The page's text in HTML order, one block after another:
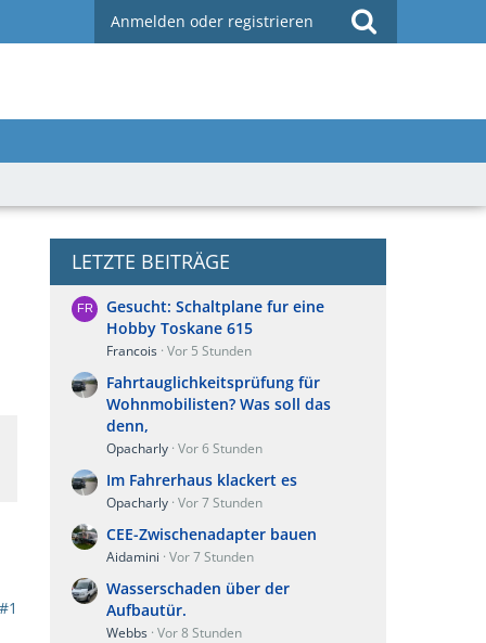
Anmelden oder registrieren
#1
LETZTE BEITRÄGE
Gesucht: Schaltplane fur eine
Hobby Toskane 615
Francois Vor 5 Stunden
Fahrtauglichkeitsprüfung für
Wohnmobilisten? Was soll das
denn,
Opacharly Vor 6 Stunden
Im Fahrerhaus klackert es
Opacharly Vor 7 Stunden
CEE-Zwischenadapter bauen
Aidamini Vor 7 Stunden
Wasserschaden über der
Aufbautür.
Webbs Vor 8 Stunden